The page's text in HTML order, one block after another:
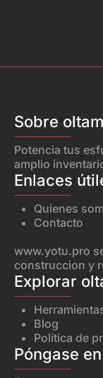
Sobre
Potencia tus
amplio
Enlaces
Quienes
Contacto
www.yotu.pro
construccion y
Explorar
Blog
Política de
Póngase